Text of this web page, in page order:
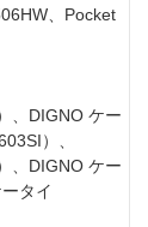
、Pocket
、DIGNO ケー
）、
、DIGNO ケー
タイ